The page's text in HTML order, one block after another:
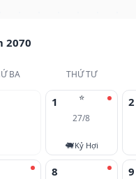
2070
BA THỨ TƯ
⭐
1
27/8
🐖Kỷ Hợi
2
8 9